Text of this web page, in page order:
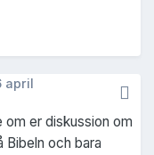
april
om er diskussion om
Bibeln och bara